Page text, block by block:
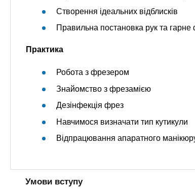
Створення ідеальних відблисків
Правильна постановка рук та гарне
Практика
Робота з фрезером
Знайомство з фрезамією
Дезінфекція фрез
Навчимося визначати тип кутикули
Відпрацювання апаратного
Умови вступу